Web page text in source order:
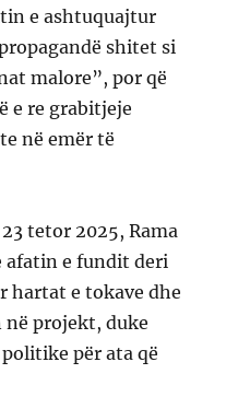
e ashtuquajtur
shitet si
malore”, por që
e re grabitjeje
në emër të
tetor 2025, Rama
afatin e fundit deri
hartat e tokave dhe
në projekt, duke
për ata që